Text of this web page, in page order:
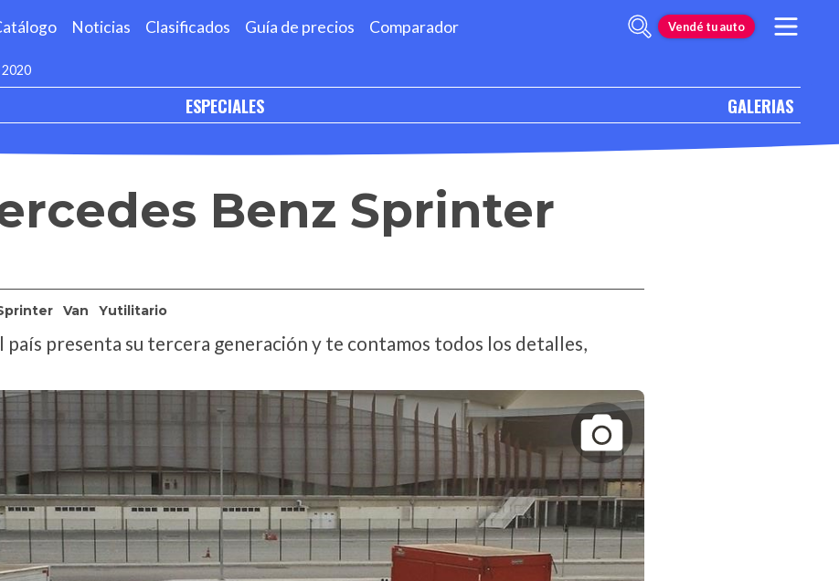
Noticias Clasificados Guía de precios Comparador Vendé tu auto
ESPECIALES GALERIAS
Benz Sprinter
Van Yutilitario
presenta su tercera generación y te contamos todos los detalles,